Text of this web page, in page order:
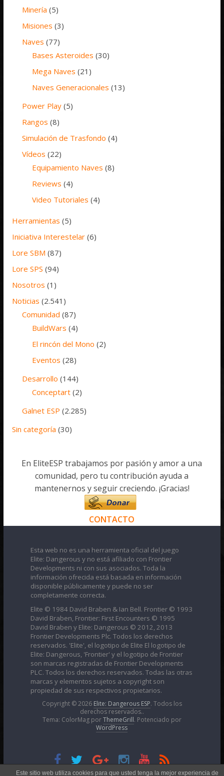
Minería (5)
Misiones (3)
Naves (77)
Bases Asteroides (30)
Mega Naves (21)
Naves Generacionales (13)
Power Play (5)
Rangos (8)
Simulación de Trasfondo (4)
Vídeos (22)
Equipamiento Naves (8)
Reviews (4)
Video Tutoriales (4)
Herramientas (5)
Iniciativa Interestelar (6)
Lore SBM (87)
Lore SPS (94)
Nosotros (1)
Noticias (2.541)
Comunidad (87)
BuildWars (4)
El rincón del Mono (2)
Eventos (28)
Desarrollo (144)
Conceptart (2)
Galnet ESP (2.285)
Sin categoría (30)
En EliteESP trabajamos por pasión y amor a una
comunidad, pero tu contribución ayuda a
mantenernos y seguir creciendo. ¡Gracias!
CONTACTO
Esta web no es una herramienta oficial del juego
Elite: Dangerous y no está afiliado con Frontier
Developments ni con sus asociados. Toda la
información ofrecida está basada en información
disponible públicamente y puede no ser
completamente correcta.
Elite © 1984 David Braben & Ian Bell. Frontier © 1993
David Braben, Frontier: First Encounters © 1995
David Braben y Elite: Dangerous © 2012, 2013
Frontier Developments Plc. Todos los derechos
reservados. 'Elite', el logotipo de Elite El logotipo de
Elite: Dangerous, 'Frontier' y el logotipo de Frontier
son marcas registradas de Frontier Developments
PLC. Todos los derechos reservados. Todas las otras
marcas y elementos sujetos a copyright son
propiedad de sus respectivos propietarios.
Copyright © 2026 Elite: Dangerous ESP. Todos los
derechos reservados..
Tema: ColorMag porThemeGrill. Potenciado por
WordPress
Esta obra está bajo unaLicencia Creative Commons
Este sitio web utiliza cookies para que usted tenga la mejor experiencia de